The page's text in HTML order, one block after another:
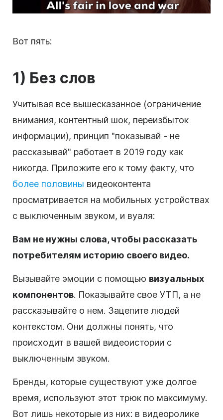
Вот пять:
1) Без слов
Учитывая все вышесказанное (ограничение
внимания, контентный шок, переизбыток
информации), принцип "показывай - не
рассказывай" работает в 2019 году как
никогда. Приложите его к тому факту, что
более половины видеоконтента
просматривается на мобильных устройствах
с выключенным звуком, и вуаля:
Вам не нужны слова, чтобы рассказать
потребителям историю своего видео.
Вызывайте эмоции с помощью визуальных
компонентов. Показывайте свое УТП, а не
рассказывайте о нем. Зацепите людей
контекстом. Они должны понять, что
происходит в вашей видеоистории с
выключенным звуком.
Бренды, которые существуют уже долгое
время, используют этот трюк по максимуму.
Вот лишь некоторые из них: в видеоролике